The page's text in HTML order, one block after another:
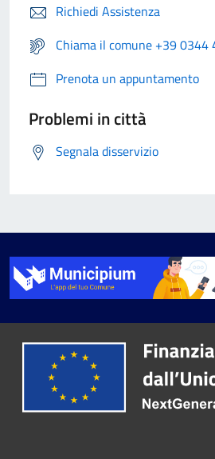
Richiedi Assistenza
Chiama il comune +39 0344
Prenota un appuntamento
Problemi in città
Segnala disservizio